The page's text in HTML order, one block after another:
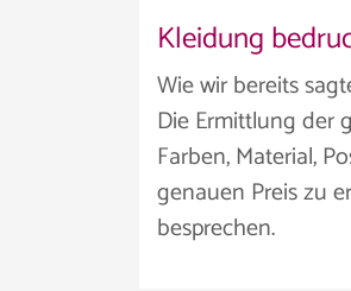
Kleidung
Wie wir bereits
Die Ermittlung der
Farben, Material,
genauen Preis zu
besprechen.